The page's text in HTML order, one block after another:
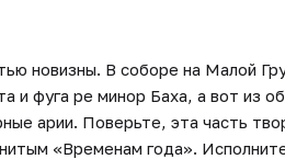
новизны. В соборе на Малой
и фуга ре минор Баха, а вот из
арии. Поверьте, эта часть
«Временам года».